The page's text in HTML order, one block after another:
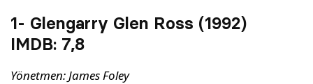
1- Glengarry Glen Ross (1992)
IMDB: 7,8
Yönetmen: James Foley